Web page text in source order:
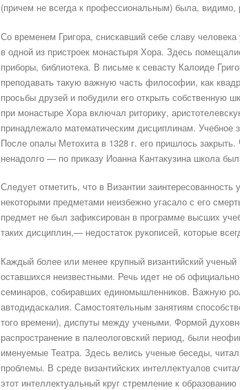
(причем не всегда к профессиональным) была, видимо,
Со временем Григора, снискавший себе славу
в одной из пристроек монастыря Хора. Здесь
приборы, библиотека. В письме к севасту Калоиде
преподавать такую важную часть философии, как
просьбы друзей и побудили его открыть собственную
при монастыре Хора включал риторику,
принадлежало математическим дисциплинам. Учебное
После опалы Метохита в 1328 г. его пришлось
ненадолго — по приказу Иоанна Кантакузина школа
Следует отметить, что в Византии
некоторыми предметами неизбежно угасало с его
предмет не был зафиксирован в программе высших
таких дисциплин,— недостаток рукописей, которые
Каждый более или менее крупный византийский
оставшихся неизвестными. Речь идет не об
семинаров, собиравших единомышленников. Важную
автодидаскалия. Самостоятельным занятиям
того времени), диспуты между учеными. Формой
распространение в палеологовский период, были
именуемые Театра. Здесь велись ученые беседы,
проблемы. В среде византийских интеллектуалов
этот интеллектуальный круг стремление к